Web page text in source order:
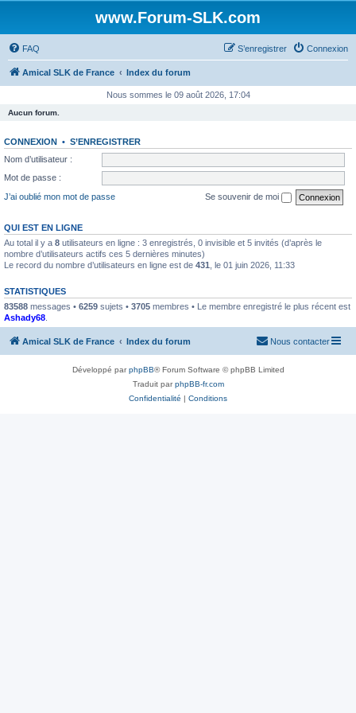
www.Forum-SLK.com
FAQ Connexion
S’enregistrer
Amical SLK de France Index du forum
Nous sommes le 09 août 2026, 17:04
Aucun forum.
CONNEXION • S’ENREGISTRER
Nom d’utilisateur :
Mot de passe :
J’ai oublié mon mot de passe
Se souvenir de moi
QUI EST EN LIGNE
Au total il y a 8 utilisateurs en ligne : 3 enregistrés, 0 invisible et 5 invités (d’après le
nombre d’utilisateurs actifs ces 5 dernières minutes)
Le record du nombre d’utilisateurs en ligne est de 431 , le 01 juin 2026, 11:33
STATISTIQUES
83588 messages • 6259 sujets • 3705 membres • Le membre enregistré le plus récent est
Ashady68
Amical SLK de France Index du forum Nous contacter
Développé parphpBB® Forum Software © phpBB Limited
Traduit parphpBB-fr.com
Confidentialité | Conditions